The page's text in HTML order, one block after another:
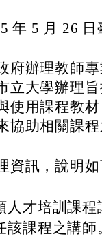
年 5 月 26
府辦理教師
立大學辦理
使用課程教
協助相關課
資訊，說明
人才培訓課程
課程之講師